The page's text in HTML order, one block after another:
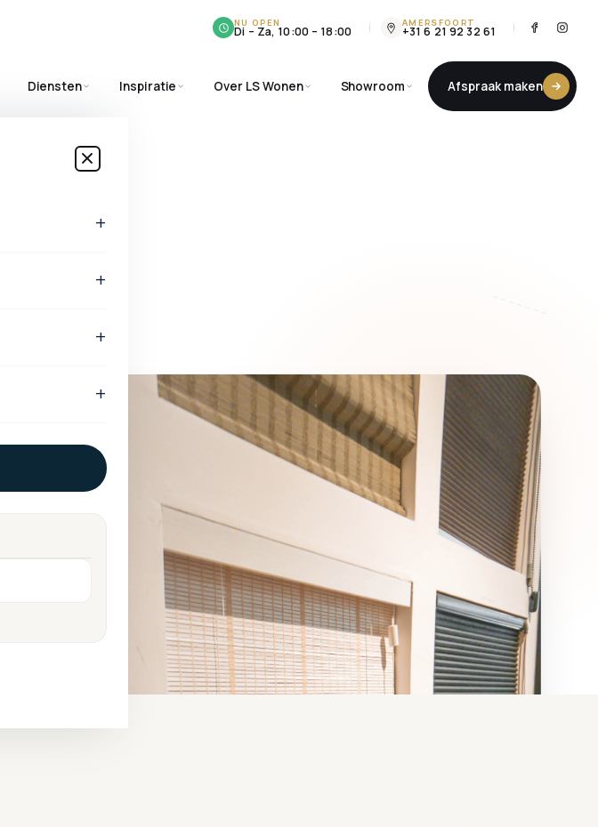
NU OPEN
Di – Za, 10:00 – 18:00
AMERSFOORT
+31 6 21 92 32 61
Diensten Inspiratie Over LS Wonen Showroom Afspraak maken